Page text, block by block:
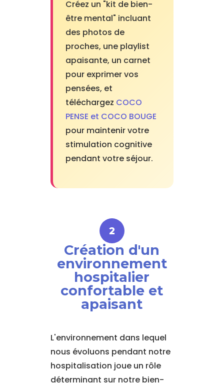
Créez un "kit de bien-
être mental" incluant
des photos de
proches, une playlist
apaisante, un carnet
pour exprimer vos
pensées, et
téléchargez COCO
PENSE et COCO BOUGE
pour maintenir votre
stimulation cognitive
pendant votre séjour.
Création d'un
environnement
hospitalier
confortable et
apaisant
L'environnement dans lequel
nous évoluons pendant notre
hospitalisation joue un rôle
déterminant sur notre bien-